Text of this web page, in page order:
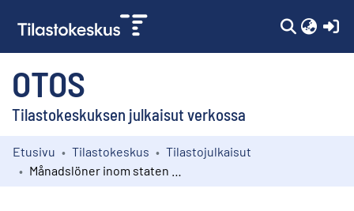
OTOS
Tilastokeskuksen julkaisut verkossa
Kokoelmat
Etusivu Tilastokeskus
Tilastojulkaisut